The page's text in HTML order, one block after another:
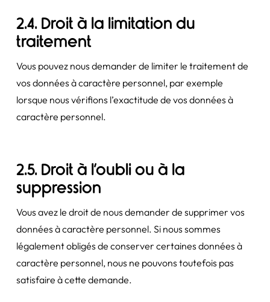
2.4. Droit à la limitation du
traitement
Vous pouvez nous demander de limiter le traitement de
vos données à caractère personnel, par exemple
lorsque nous vérifions l’exactitude de vos données à
caractère personnel.
2.5. Droit à l’oubli ou à la
suppression
Vous avez le droit de nous demander de supprimer vos
données à caractère personnel. Si nous sommes
légalement obligés de conserver certaines données à
caractère personnel, nous ne pouvons toutefois pas
satisfaire à cette demande.